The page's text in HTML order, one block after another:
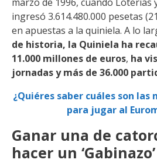
ingresó 3.614.480.000 pesetas
en apuestas a la quiniela. A lo
de historia, la Quiniela ha
11.000 millones de euros, ha
jornadas y más de 36.000
¿Quiéres saber cuáles son
para jugar al
Ganar una de
hacer un ‘Gabinazo’